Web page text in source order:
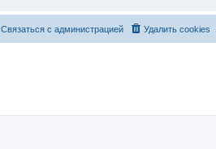
Удалить cookies
Связаться с администрацией